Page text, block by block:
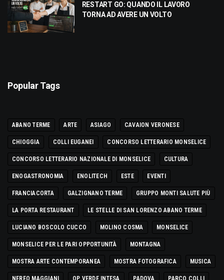
RESTART GO: QUANDO IL LAVORO
TORNA AD AVERE UN VOLTO
Popular Tags
ABANO TERME ARTE ASIAGO CAVAION VERONESE
CHIOGGIA COLLI EUGANEI CONCORSO LETTERARIO MONSELICE
CONCORSO LETTERARIO NAZIONALE DI MONSELICE CULTURA
ENOGASTRONOMIA ENOLITECH ESTE EVENTI
FRANCIACORTA GALZIGNANO TERME GRUPPO MONTI SALUTE PIÙ
LA PORTA RESTAURANT LE STELLE DI SAN LORENZO ABANO TERME
LUCIANO BOSCOLO CUCCO MOLINO COSMA MONSELICE
MONSELICE PER LE PARI OPPORTUNITÀ MONTAGNA
MOSTRA ARTE CONTEMPORANEA MOSTRA FOTOGRAFICA MUSICA
NEREO MAGGIANI OP VERDE INTESA PADOVA PARCO COLLI